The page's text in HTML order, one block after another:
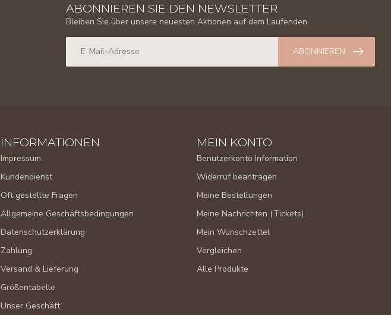
ABONNIEREN SIE DEN NEWSLETTER
Bleiben Sie über unsere neuesten Aktionen auf dem Laufenden.
ABONNIEREN
INFORMATIONEN
Impressum
Kundendienst
Oft gestellte Fragen
Allgemeine Geschäftsbedingungen
Datenschutzerklärung
Zahlung
Versand & Lieferung
Größentabelle
Unser Geschäft
MEIN KONTO
Benutzerkonto Information
Widerruf beantragen
Meine Bestellungen
Meine Nachrichten (Tickets)
Mein Wunschzettel
Vergleichen
Alle Produkte